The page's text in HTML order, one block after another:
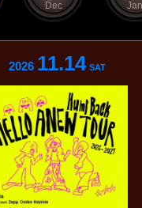
Dec Jan
2026 11.14 SAT